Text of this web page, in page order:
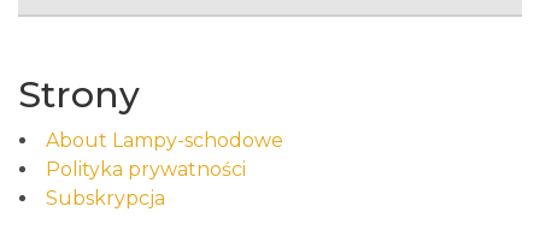
Strony
About Lampy-schodowe
Polityka prywatności
Subskrypcja